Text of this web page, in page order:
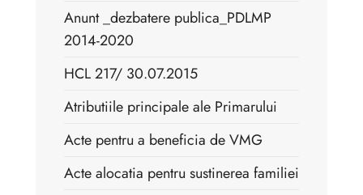
Anunt _dezbatere publica_PDLMP
2014-2020
HCL 217/ 30.07.2015
Atributiile principale ale Primarului
Acte pentru a beneficia de VMG
Acte alocatia pentru sustinerea familiei